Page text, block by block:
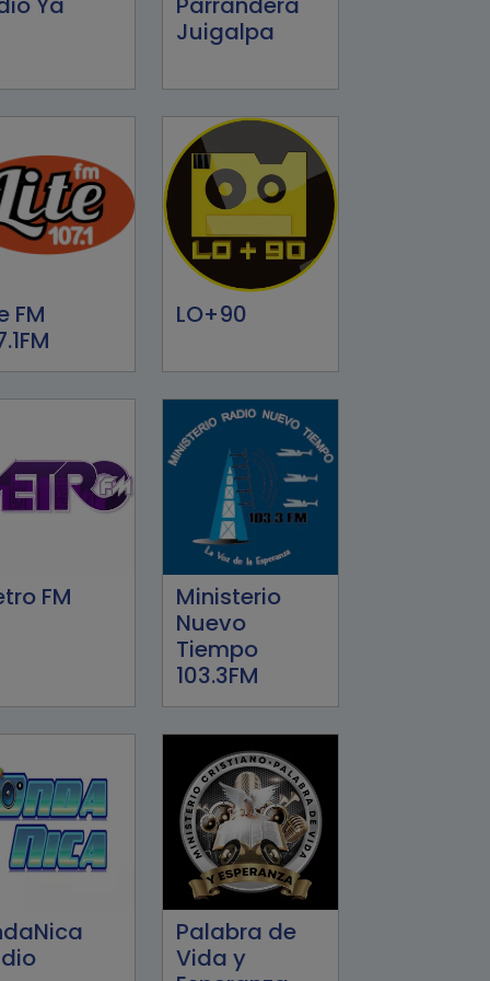
Juigalpa
FM
LO+90
FM
Ministerio
Nuevo
Tiempo
103.3FM
Palabra de
Vida y